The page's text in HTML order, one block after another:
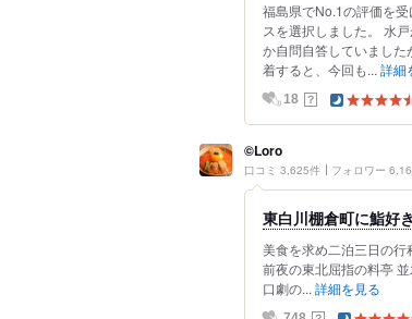
福島県でNo.1の評価を
スを選択しました。 水
か自問自答していまし
着すると、今回も... 詳細
18 ？
©Loro
口コミ 3,625件 フォロワー
東白川棚倉町に鮨好
美食を求め二泊三日の
前夜の東北屈指の料亭
口劇の... 詳細を見る